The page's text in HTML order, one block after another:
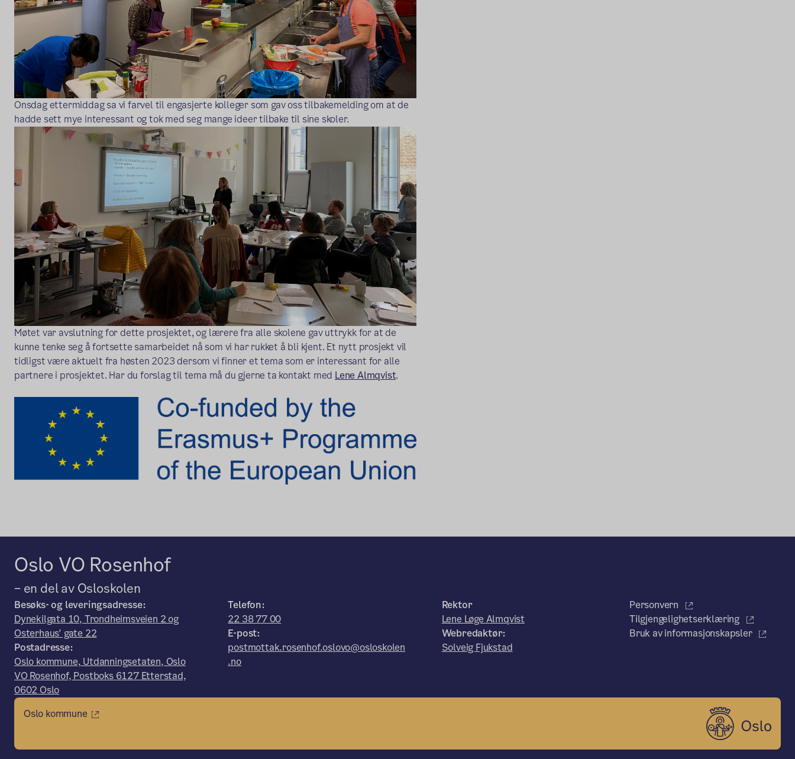
Onsdag ettermiddag sa vi farvel til engasjerte kolleger som gav oss tilbakemelding om at de
hadde sett mye interessant og tok med seg mange ideer tilbake til sine skoler.
Møtet var avslutning for dette prosjektet, og lærere fra alle skolene gav uttrykk for at de
kunne tenke seg å fortsette samarbeidet nå som vi har rukket å bli kjent. Et nytt prosjekt vil
tidligst være aktuelt fra høsten 2023 dersom vi finner et tema som er interessant for alle
partnere i prosjektet. Har du forslag til tema må du gjerne ta kontakt med Lene Almqvist.
Oslo VO Rosenhof
– en del av Osloskolen
Besøks- og leveringsadresse:
Dynekilgata 10, Trondheimsveien 2 og
Osterhaus' gate 22
Postadresse:
Oslo kommune, Utdanningsetaten, Oslo
VO Rosenhof, Postboks 6127 Etterstad,
0602 Oslo
Telefon:
22 38 77 00
E-post:
postmottak.rosenhof.oslovo@osloskolen
.no
Rektor
Lene Løge Almqvist
Webredaktør:
Solveig Fjukstad
Personvern
Tilgjengelighetserklæring
Bruk av informasjonskapsler
Oslo kommune